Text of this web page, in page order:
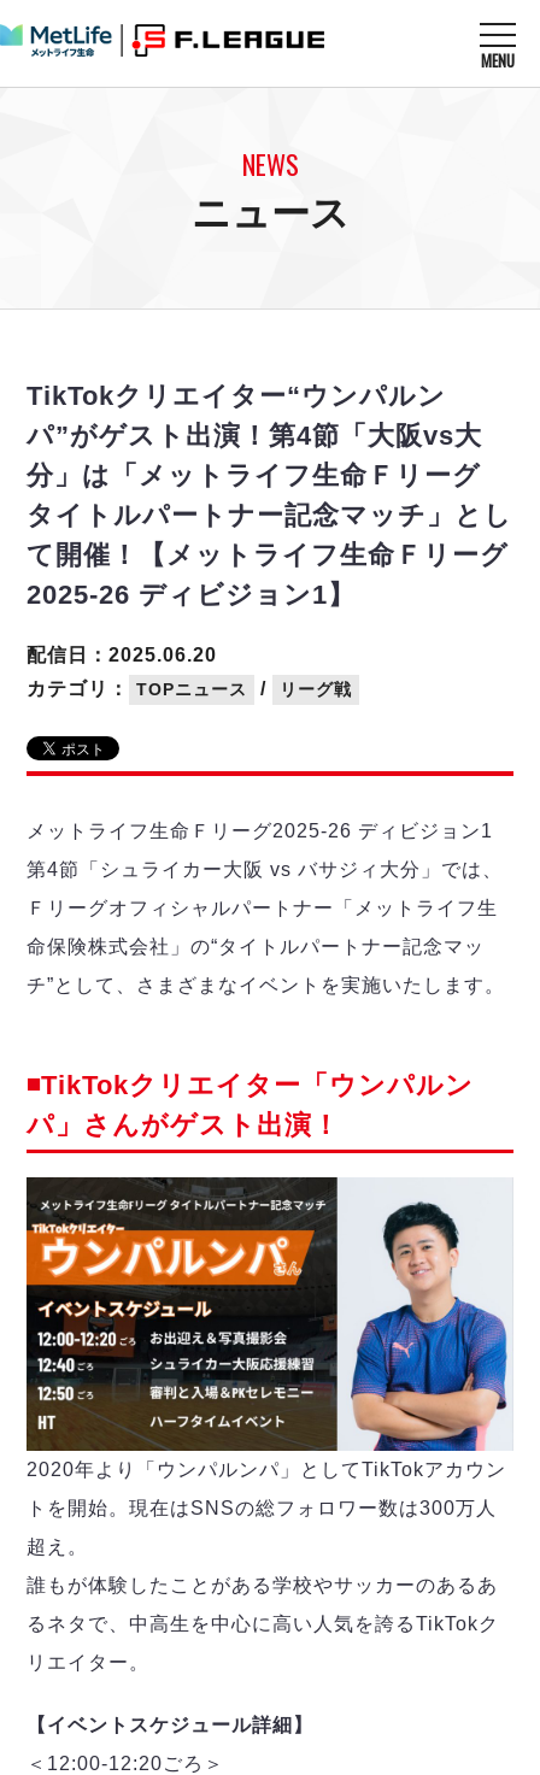
MENU
U-23選抜
メディア情報
フットサル日本代表
その他
戦績表
警告・退場・出場停止選手
個人ランキング｜ゴール
個人ランキング｜シュート
個人ランキング｜シュート成功率
個人ランキング｜第2PK
メットライフ生命Ｆ２リーグ
試合日程
戦績表
警告・退場・出場停止選手
個人ランキング｜シュート
個人ランキング｜シュート成功率
個人ランキング｜第2PK
メットライフ生命Ｆリーグカップ 2026
アリーナ情報
チケット情報
過去の記録
エスポラーダ北海道
バルドラール浦安
フウガドールすみだ
しながわシティ
立川アスレティックFC
ペスカドーラ町田
湘南ベルマーレ
名古屋オーシャンズ
シュライカー大阪
ボルクバレット北九州
バサジィ大分
メットライフ生命Ｆ２リーグ
マルバ水戸FC
リガーレヴィア葛飾
Y．S．C．C．横浜
デウソン神戸
ポルセイド浜田
ミラクルスマイル新居浜
アリーナ情報 ARENA
リーグ概要 ABOUT US
リーグ概要
日本フットサルリーグについて
リーグ要項
クラブライセンス関連
過去の試合記録
ディビジョン1 試合記録
Ｆリーグカップ 試合記録
リーグ統計データ
記念ゴール
ハットトリック
選手の通算記録（Ｆ１）
エスポラーダ北海道
バルドラール浦安
フウガドールすみだ
しながわシティ
立川アスレティックFC
ペスカドーラ町田
湘南ベルマーレ
ボアルース長野
名古屋オーシャンズ
シュライカー大阪
ボルクバレット北九州
バサジィ大分
選手の通算記録（Ｆ２）
ヴォスクオーレ仙台
マルバ水戸FC
Y．S．C．C．横浜
ヴィンセドール白山
プロジェクト
ABeam AWARD
DIVISION01
02
FOLLOW US!
NEWS
ニュース
TikTokクリエイター“ウンパルン
パ”がゲスト出演！第4節「⼤阪vs⼤
分」は「メットライフ⽣命Ｆリーグ
タイトルパートナー記念マッチ」とし
て開催！【メットライフ生命Ｆリーグ
2025-26 ディビジョン1】
カテゴリ： TOPニュース / リーグ戦
配信日：2025.06.20
メットライフ生命Ｆリーグ2025-26 ディビジョン1
第4節「シュライカー大阪 vs バサジィ大分」では、
Ｆリーグオフィシャルパートナー「メットライフ生
命保険株式会社」の“タイトルパートナー記念マッ
チ”として、さまざまなイベントを実施いたします。
◾️TikTokクリエイター「ウンパルン
パ」さんがゲスト出演！
2020年より「ウンパルンパ」としてTikTokアカウン
トを開始。現在はSNSの総フォロワー数は300万人
超え。
誰もが体験したことがある学校やサッカーのあるあ
るネタで、中高生を中心に高い人気を誇るTikTokク
リエイター。
【イベントスケジュール詳細】
＜12:00-12:20ごろ＞